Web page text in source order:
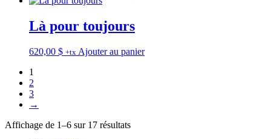
Là pour toujours
620,00 $ +tx Ajouter au panier
1
2
3
→
Affichage de 1–6 sur 17 résultats